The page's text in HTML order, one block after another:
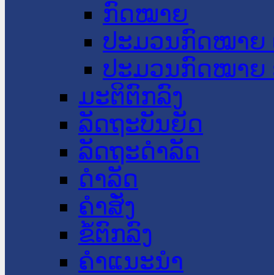
ກົດໝາຍ
ປະມວນກົດໝາຍ
ປະມວນກົດໝາຍ
ມະຕິຕົກລົງ
ລັດຖະບັນຍັດ
ລັດຖະດໍາລັດ
ດໍາລັດ
ຄໍາສັ່ງ
ຂໍ້ຕົກລົງ
ຄໍາແນະນໍາ